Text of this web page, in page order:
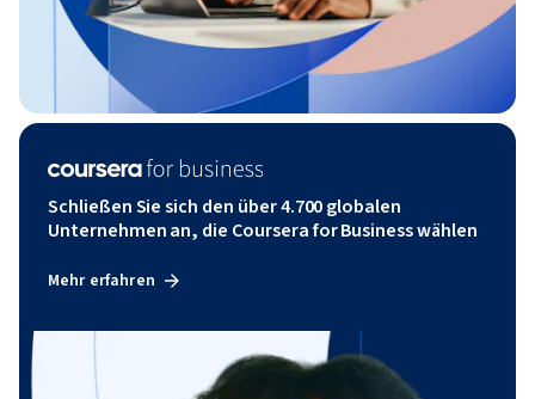
Schließen Sie sich den über 4.700 globalen
Unternehmen an, die Coursera for Business wählen
Mehr erfahren